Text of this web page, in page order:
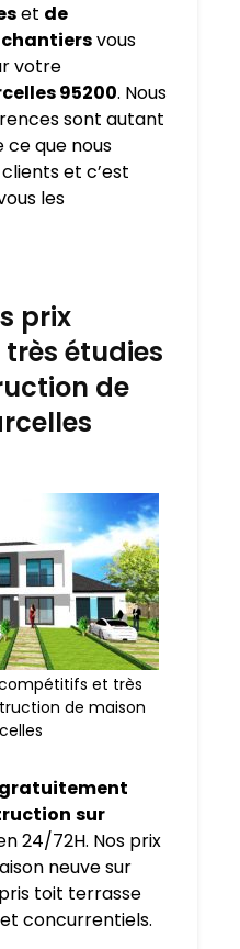
et de
chantiersvous
votre
95200. Nous
sont autant
que nous
et c’est
les
prix
étudies
de
et très
de maison
sur
24/72H. Nos prix
neuve sur
toit terrasse
concurrentiels.